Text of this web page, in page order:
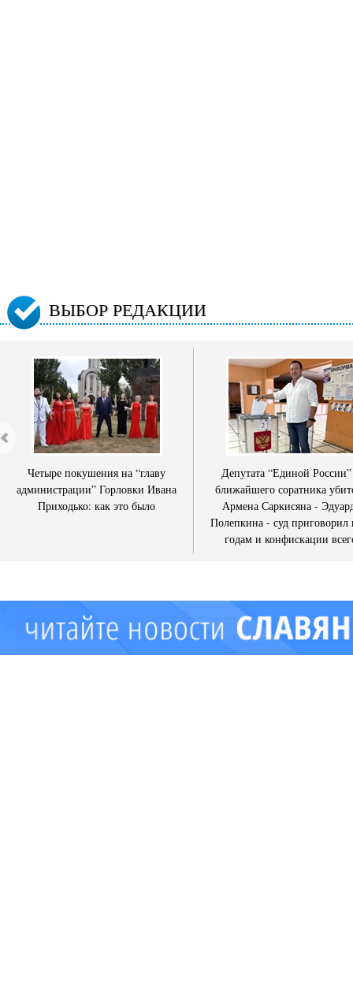
ВЫБОР РЕДАКЦИИ
Четыре покушения на “главу
администрации” Горловки Ивана
Приходько: как это было
Депутата “Единой
ближайшего соратника
Армена Саркисяна -
Полепкина - суд приговорил
годам и конфискации